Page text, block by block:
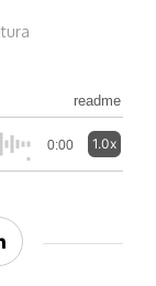
readme
0:00 1.0x